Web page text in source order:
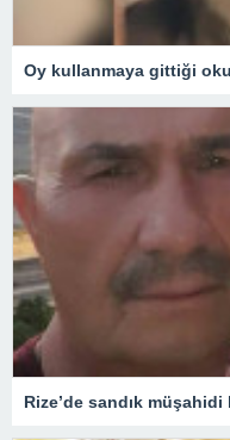
Rize’de sandık